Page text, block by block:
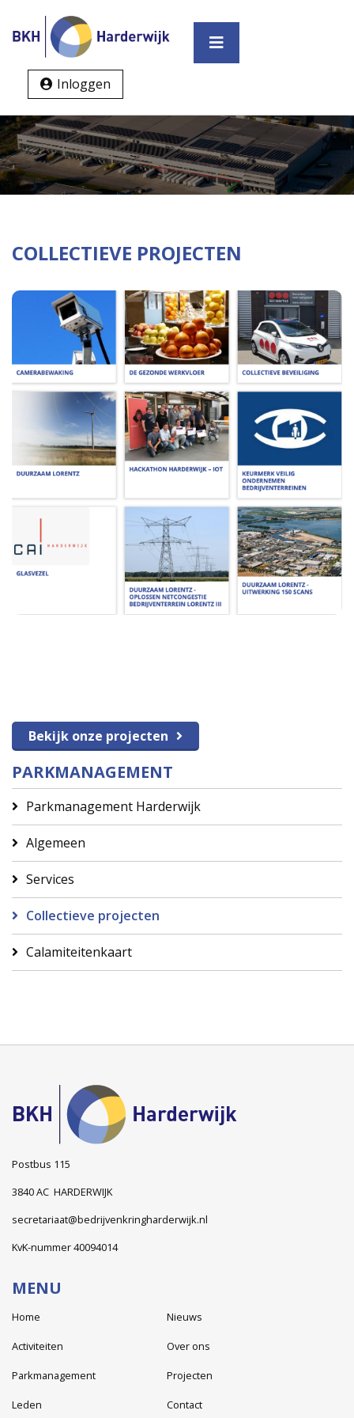
Inloggen
COLLECTIEVE PROJECTEN
Bekijk onze projecten
PARKMANAGEMENT
Parkmanagement Harderwijk
Algemeen
Services
Collectieve projecten
Calamiteitenkaart
Postbus 115
3840 AC HARDERWIJK
secretariaat@bedrijvenkringharderwijk.nl
KvK-nummer 40094014
MENU
Home Nieuws
Activiteiten Over ons
Parkmanagement Projecten
Leden Contact